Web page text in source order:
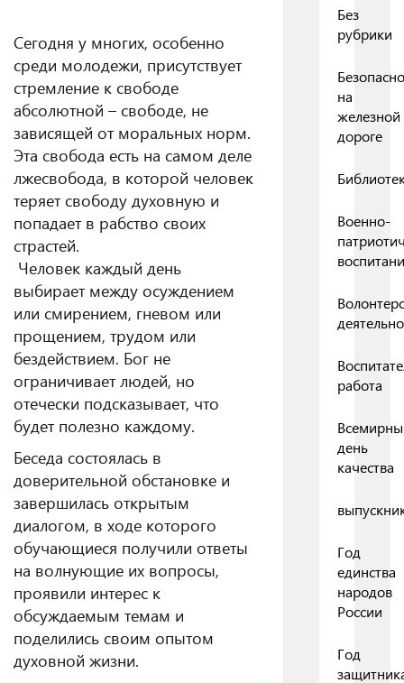
Сегодня у многих, особенно
среди молодежи, присутствует
стремление к свободе
абсолютной – свободе, не
зависящей от моральных норм.
Эта свобода есть на самом деле
лжесвобода, в которой человек
теряет свободу духовную и
попадает в рабство своих
страстей.
Человек каждый день
выбирает между осуждением
или смирением, гневом или
прощением, трудом или
бездействием. Бог не
ограничивает людей, но
отечески подсказывает, что
будет полезно каждому.
Беседа состоялась в
доверительной обстановке и
завершилась открытым
диалогом, в ходе которого
обучающиеся получили ответы
на волнующие их вопросы,
проявили интерес к
обсуждаемым темам и
поделились своим опытом
духовной жизни.
Без
рубрики
на
железной
дороге
Военно-
работа
день
качества
Год
единства
народов
России
Год